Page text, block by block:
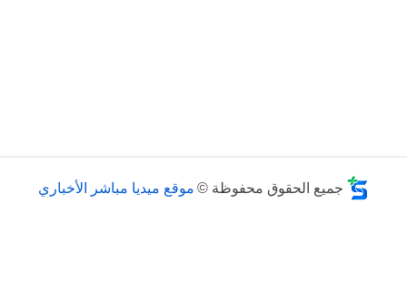
جميع الحقوق محفوظة © موقع ميديا مباشر الأخباري